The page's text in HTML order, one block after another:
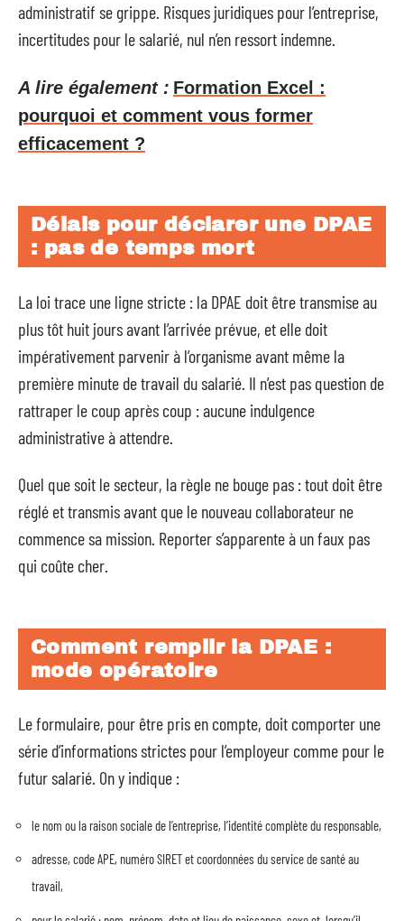
administratif se grippe. Risques juridiques pour l’entreprise,
incertitudes pour le salarié, nul n’en ressort indemne.
A lire également : Formation Excel :
pourquoi et comment vous former
efficacement ?
Délais pour déclarer une DPAE
: pas de temps mort
La loi trace une ligne stricte : la DPAE doit être transmise au
plus tôt huit jours avant l’arrivée prévue, et elle doit
impérativement parvenir à l’organisme avant même la
première minute de travail du salarié. Il n’est pas question de
rattraper le coup après coup : aucune indulgence
administrative à attendre.
Quel que soit le secteur, la règle ne bouge pas : tout doit être
réglé et transmis avant que le nouveau collaborateur ne
commence sa mission. Reporter s’apparente à un faux pas
qui coûte cher.
Comment remplir la DPAE :
mode opératoire
Le formulaire, pour être pris en compte, doit comporter une
série d’informations strictes pour l’employeur comme pour le
futur salarié. On y indique :
le nom ou la raison sociale de l’entreprise, l’identité complète du responsable,
adresse, code APE, numéro SIRET et coordonnées du service de santé au
travail,